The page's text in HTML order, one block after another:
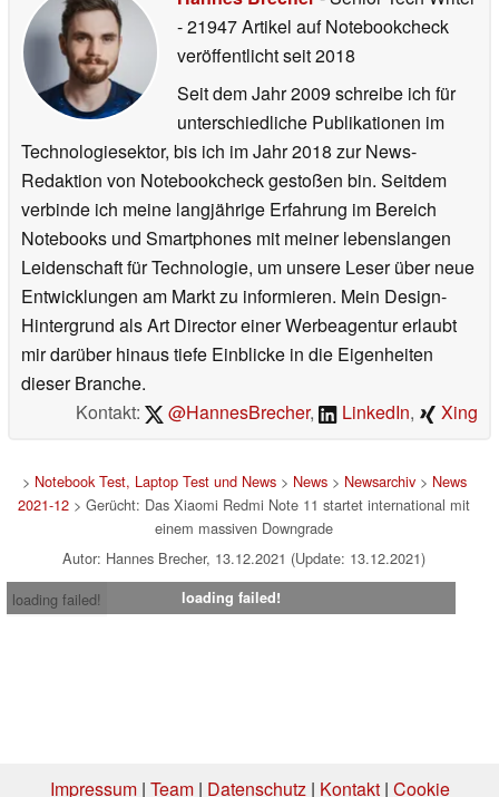
- 21947 Artikel auf Notebookcheck
veröffentlichtseit 2018
Seit dem Jahr 2009 schreibe ich für
unterschiedliche Publikationen im
Technologiesektor, bis ich im Jahr 2018 zur News-
Redaktion von Notebookcheck gestoßen bin. Seitdem
verbinde ich meine langjährige Erfahrung im Bereich
Notebooks und Smartphones mit meiner lebenslangen
Leidenschaft für Technologie, um unsere Leser über neue
Entwicklungen am Markt zu informieren. Mein Design-
Hintergrund als Art Director einer Werbeagentur erlaubt
mir darüber hinaus tiefe Einblicke in die Eigenheiten
dieser Branche.
Kontakt:
@HannesBrecher, LinkedIn, Xing
> Notebook Test, Laptop Test und News> News> Newsarchiv> News
2021-12 > Gerücht: Das Xiaomi Redmi Note 11 startet international mit
einem massiven Downgrade
Autor: Hannes Brecher, 13.12.2021 (Update: 13.12.2021)
loading failed!
loading failed!
Impressum| Team| Datenschutz| Kontakt| Cookie